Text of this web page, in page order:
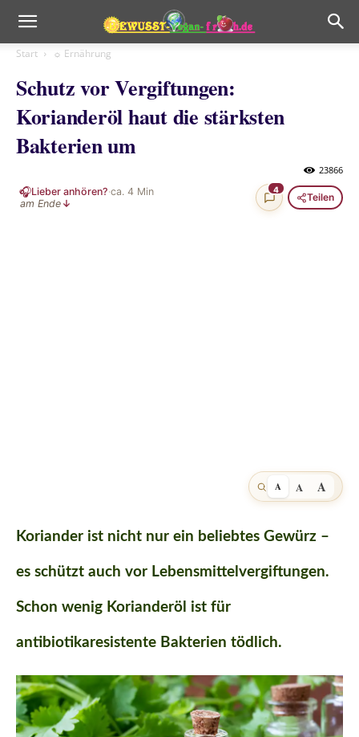
Start ☼ Ernährung
Schutz vor Vergiftungen:
Korianderöl haut die stärksten
Bakterien um
23866
🎧Lieber anhören?·ca. 4 Min
am Ende ↓
4
Teilen
A A A
Koriander ist nicht nur ein beliebtes Gewürz –
es schützt auch vor Lebensmittelvergiftungen.
Schon wenig Korianderöl ist für
antibiotikaresistente Bakterien tödlich.